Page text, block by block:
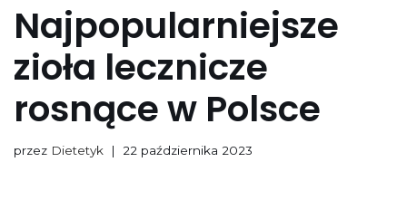
Najpopularniejsze
zioła lecznicze
rosnące w Polsce
przez Dietetyk 22 października 2023